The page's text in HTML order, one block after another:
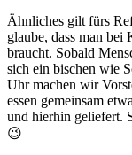
Ähnliches gilt fürs
glaube, dass man bei
braucht. Sobald
sich ein bischen wie
Uhr machen wir
essen gemeinsam
und hierhin geliefert.
😉